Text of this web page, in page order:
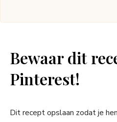
Bewaar dit
Pinterest!
Dit recept opslaan zodat je